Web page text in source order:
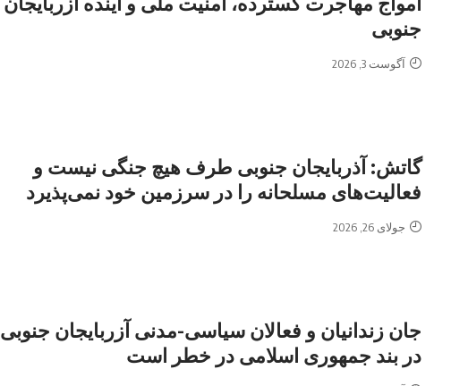
جنوبی
آگوست 3, 2026
گاتش: آذربایجان جنوبی طرف هیچ جنگی نیست و
فعالیت‌های مسلحانه را در سرزمین خود نمی‌پذیرد
جولای 26, 2026
جان زندانیان و فعالان سیاسی-مدنی آزربایجان جنوبی
در بند جمهوری اسلامی در خطر است